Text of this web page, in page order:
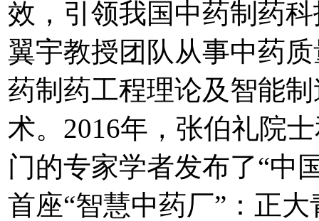
效，引领我国中药制药
翼宇教授团队从事中药
药制药工程理论及智能
术。2016年，张伯礼院
门的专家学者发布了“中
首座“智慧中药厂”：正